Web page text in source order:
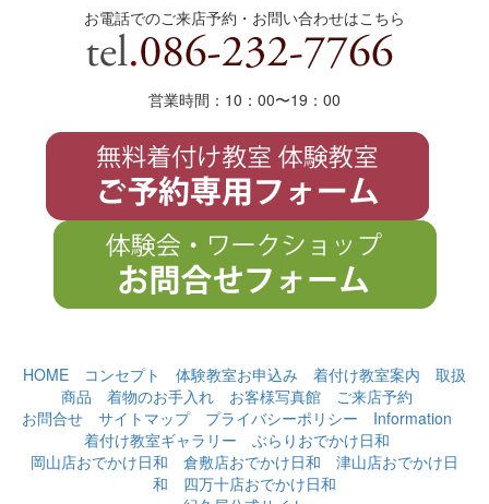
お電話でのご来店予約・お問い合わせはこちら
営業時間：10：00〜19 ： 00
HOME コンセプト 体験教室お申込み 着付け教室案内
取扱
商品
着物のお手入れ お客様写真館
ご来店予約
お問合せ
サイトマップ プライバシーポリシー
Information
着付け教室ギャラリー
ぶらりおでかけ日和
岡山店おでかけ日和
倉敷店おでかけ日和
津山店おでかけ日
和
四万十店おでかけ日和